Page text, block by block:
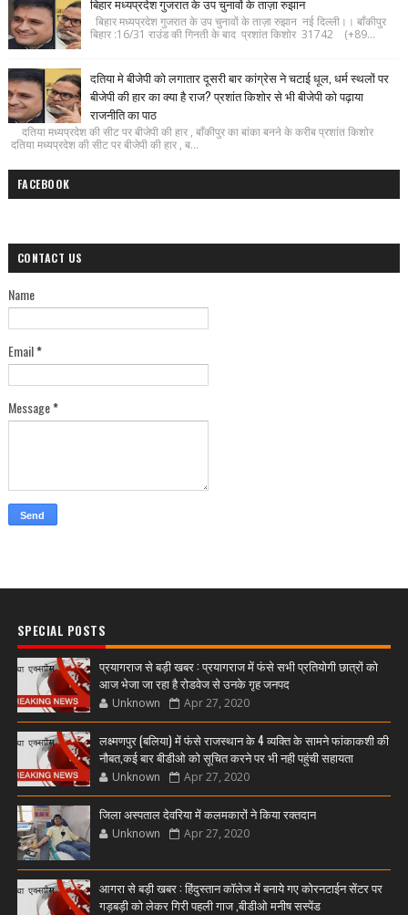
बिहार मध्यप्रदेश गुजरात के उप चुनावों के ताज़ा रुझान
बिहार मध्यप्रदेश गुजरात के उप चुनावों के ताज़ा रुझान नई दिल्ली।। बाँकीपुर
बिहार :16/31 राउंड की गिनती के बाद प्रशांत किशोर 31742 (+89...
दतिया मे बीजेपी को लगातार दूसरी बार कांग्रेस ने चटाई धूल, धर्म स्थलों पर
बीजेपी की हार का क्या है राज? प्रशांत किशोर से भी बीजेपी को पढ़ाया
राजनीति का पाठ
दतिया मध्यप्रदेश की सीट पर बीजेपी की हार , बाँकीपुर का बांका बनने के करीब प्रशांत किशोर
दतिया मध्यप्रदेश की सीट पर बीजेपी की हार , ब...
FACEBOOK
CONTACT US
Name
Email*
Message*
SPECIAL POSTS
प्रयागराज से बड़ी खबर : प्रयागराज में फंसे सभी प्रतियोगी छात्रों को
आज भेजा जा रहा है रोडवेज से उनके गृह जनपद
Unknown Apr 27, 2020
लक्ष्मणपुर (बलिया) में फंसे राजस्थान के 4 व्यक्ति के सामने फांकाकशी की
नौबत,कई बार बीडीओ को सूचित करने पर भी नही पहुंची सहायता
Unknown Apr 27, 2020
जिला अस्पताल देवरिया में कलमकारों ने किया रक्तदान
Unknown Apr 27, 2020
आगरा से बड़ी खबर : हिंदुस्तान कॉलेज में बनाये गए कोरनटाईन सेंटर पर
गड़बड़ी को लेकर गिरी पहली गाज ,बीडीओ मनीष सस्पेंड